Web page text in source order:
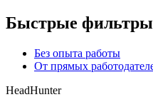
Быстрые фильтры
Без опыта работы
От прямых
HeadHunter